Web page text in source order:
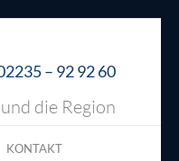
– 92 92 60
die Region
KONTAKT